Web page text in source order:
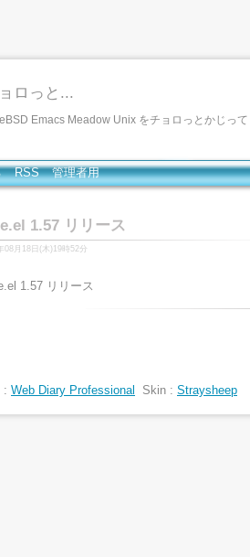
ロっと...
Emacs Meadow Unix をチョロっとかじっ
RSS 管理者用
1.57 リリース
08月18日(木)19時52分
1.57 リリース
: Web Diary Professional Skin : Straysheep